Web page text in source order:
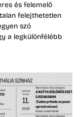
és felemelő
felejthetetlen
szó
a legkülönfélébb